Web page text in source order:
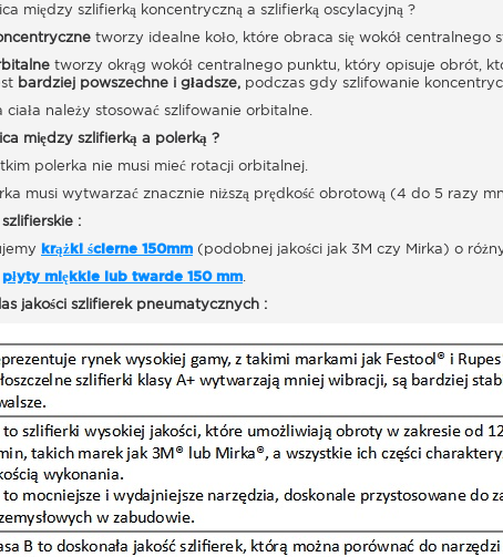
między szlifierką koncentryczną a szlifierką oscylacyjną ?
tworzy idealne koło, które obraca się wokół centralnego
tworzy okrąg wokół centralnego punktu, który opisuje obrót,
bardziej powszechne i gładsze, podczas gdy szlifowanie
ciała należy stosować szlifowanie orbitalne.
między szlifierką a polerką ?
polerka nie musi mieć rotacji orbitalnej.
musi wytwarzać znacznie niższą prędkość obrotową (4 do 5 razy
:
krążki ścierne 150mm (podobnej jakości jak 3M czy Mirka) o
płyty miękkie lub twarde 150 mm.
jakości szlifierek pneumatycznych :